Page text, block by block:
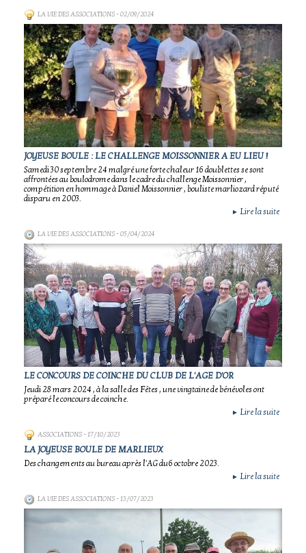
LA VIE DES ASSOCIATIONS- 02/09/2024
JOYEUSE BOULE : LE CHALLENGE MOISSONNIER A EU LIEU !
Samedi 30 septembre 24 malgré une forte chaleur 16 doublettes se sont
affrontées au boulodrome dans le cadre du challenge Moissonnier ,
compétition en hommage à Daniel Moissonnier , bouliste marliozard réputé
disparu en 2003.
► Lire la suite
LA VIE DES ASSOCIATIONS- 05/04/2024
LE CONCOURS DE COINCHE DU CLUB DE L'AGE D'OR
Jeudi 28 mars 2024 , à la salle des Fêtes , une vingtaine de bénévoles ont
préparé le concours de coinche.
► Lire la suite
ASSOCIATIONS- 17/10/2023
LA JOYEUSE BOULE DE MARLIEUX
Des changements au bureau après l'AG du6 octobre 2023.
► Lire la suite
LA VIE DES ASSOCIATIONS- 13/07/2023